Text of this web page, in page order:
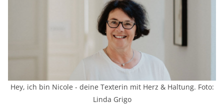
Hey, ich bin Nicole - deine Texterin mit Herz & Haltung. Foto:
Linda Grigo